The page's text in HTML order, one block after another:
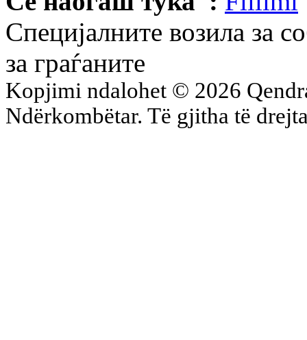
Специјалните возила за
за граѓаните
Kopjimi ndalohet © 2026
Ndërkombëtar. Të gjitha të